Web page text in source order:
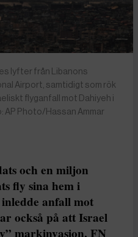
lyfter från Libanons
Airport, samtidigt som rök
flyganfall mot Dahiyeh i
AP Photo/Hassan Ammar
och en miljon
fly sina hem i
anfall mot
också på att Israel
markinvasion. FN